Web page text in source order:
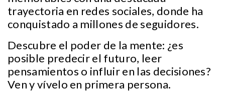
trayectoria en redes sociales, donde ha
conquistado a millones de seguidores.
Descubre el poder de la mente: ¿es
posible predecir el futuro, leer
pensamientos o influir en las decisiones?
Ven y vívelo en primera persona.